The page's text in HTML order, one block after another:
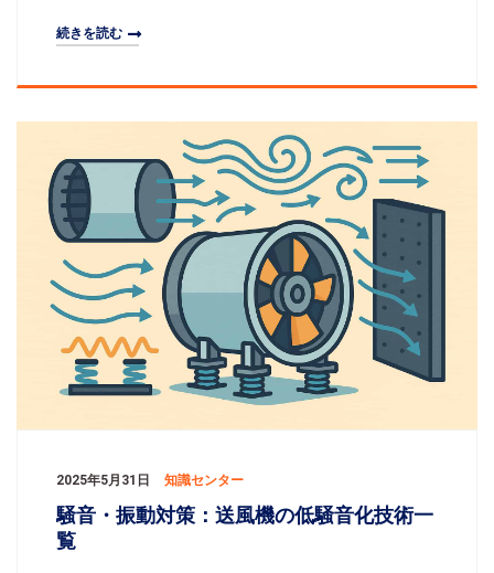
オンライン監視の観点から、信頼性の高い解決策を体
件：排気、脱硫、冶金などの場面で温度が200–400 ℃
続きを読む
2025年5月31日 知識センター
騒音・振動対策：送風機の低騒音化技術一
覧